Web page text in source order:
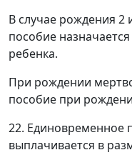
В случае рождения 2
пособие
ребенка.
При рождении
пособие при
22. Единовременное
выплачивается в